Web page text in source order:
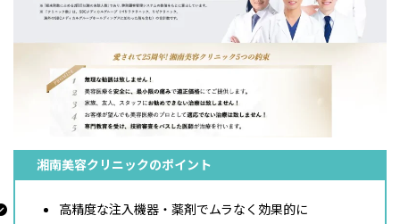
湘南美容クリニックのポイント
高精度な注入機器・薬剤でムラなく効果的に